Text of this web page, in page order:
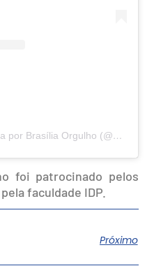
Uma publicação compartilhada por Brasília Orgulho (@brasiliaorgulho)
foi patrocinado pelos
faculdade IDP.
Próximo